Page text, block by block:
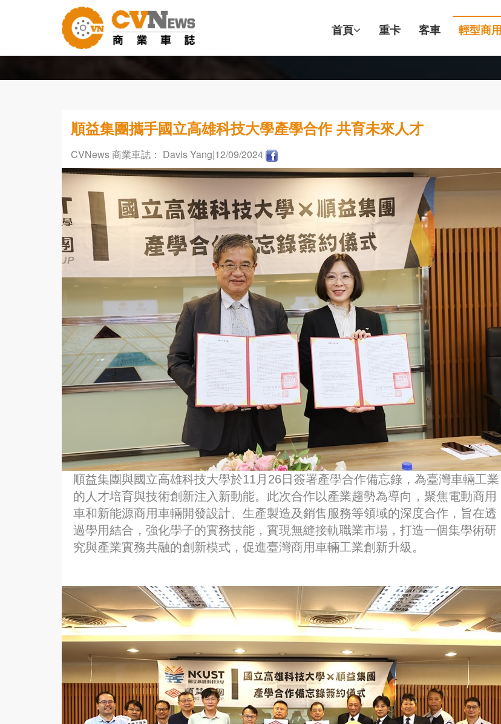
首頁 重卡 客車 輕型商用
順益集團攜手國立高雄科技大學產學合作 共育未來人才
CVNews 商業車誌： Davis Yang|12/09/2024
順益集團與國立高雄科技大學於11月26日簽署產學合作備忘錄，為臺灣車輛工業
的人才培育與技術創新注入新動能。此次合作以產業趨勢為導向，聚焦電動商用
車和新能源商用車輛開發設計、生產製造及銷售服務等領域的深度合作，旨在透
過學用結合，強化學子的實務技能，實現無縫接軌職業市場，打造一個集學術研
究與產業實務共融的創新模式，促進臺灣商用車輛工業創新升級。